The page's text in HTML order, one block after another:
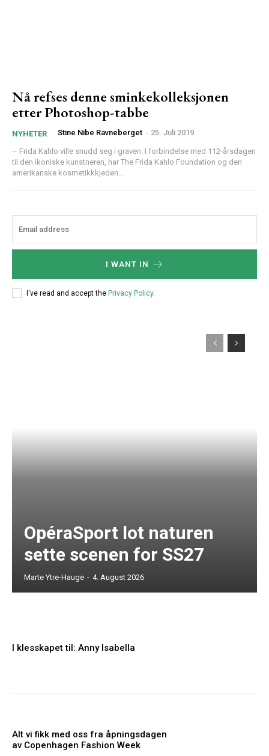
Nå refses denne sminkekolleksjonen
etter Photoshop-tabbe
NYHETER Stine Nibe Ravneberget - 25. Juli 2019
– Frida Kahlo ville snudd seg i graven. I forbindelse med 112-årsdagen
til den ikoniske kunstneren, har The Frida Kahlo Foundation og den
amerikanske kosmetikkkjeden...
I WANT IN
I've read and accept the Privacy Policy.
OpéraSport lot naturen
sette scenen for SS27
Marte Ytre-Hauge - 4. August 2026
I klesskapet til: Anny Isabella
Alt vi fikk med oss fra åpningsdagen
av Copenhagen Fashion Week